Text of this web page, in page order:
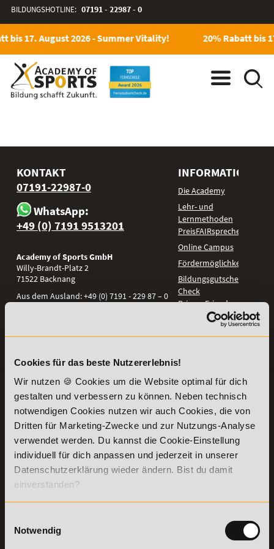
Cookies für das beste Nutzererlebnis!
Wir nutzen 🍪 Cookies um die Website optimal für dich
gestalten und verbessern zu können. Neben technisch
notwendigen Cookies nutzen wir auch Cookies, die von
Dritten für Marketing-Zwecke und zur Nutzungs-Analyse
verwendet werden. Du kannst die Cookie-Einstellung
individuell für dich anpassen und jederzeit in unserer
Datenschutzerklärung wieder ändern. Bist du damit
einverstanden?
Notwendig
BILDUNGSHOTLINE: 07191 - 22987 - 0
bis 17. August 2026 - Summer Vitality! 20% Rabatt bis
KONTAKT
07191-22987-0
WhatsApp:
+49 (0) 7191 9513201
Academy of Sports GmbH
Willy-Brandt-Platz 2
71522 Backnang
Aus dem Ausland:+49 (0) 7191 - 229 87 – 0
Montag bis Donnerstag: 8:00 - 19:00 Uhr
Samstag: 9:00 - 15:00 Uhr
Vertrag
widerrufen
INFORMATIONEN
Die Academy
Lehr- und
Lernmethoden
PreisFAIRsprechen
Online Campus
Fördermöglichkeiten
Bildungsgutschein
Check
Bring a Friend
Partnerprogramm
Details zu
Weiterbildungen
TOP-
LEHRGÄNGE
Fitnesstrainer A-
und B-Lizenz
Personal Coach